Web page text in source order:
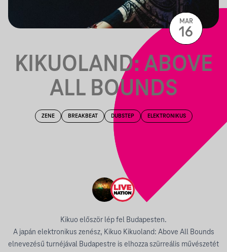
KIKUOLAND: ABOVE
ALL BOUNDS
ZENE BREAKBEAT DUBSTEP ELEKTRONIKUS
Kikuo először lép fel Budapesten.
A japán elektronikus zenész, Kikuo Kikuoland: Above All Bounds
elnevezésű turnéjával Budapestre is elhozza szürreális művészetét
MAR
16